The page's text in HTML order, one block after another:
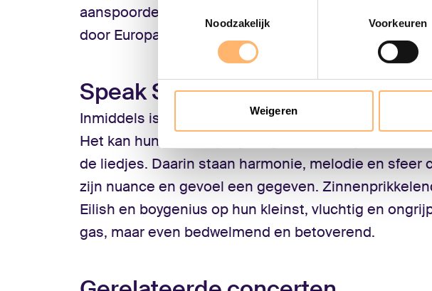
Noodzakelijk
Voorkeuren
Weigeren
aanspoorde eigen liedjes te schrijven en ze meenam
door Europa.
Speak Softly
Inmiddels is er een EP met zelfgeschreven liedjes:
Het kan hun motto zijn, getuige het introspectieve
de liedjes. Daarin staan harmonie, melodie en sfeer
zijn nuance en gevoel een gegeven.
Eilish en boygenius op hun kleinst, vluchtig en
gas, maar even bedwelmend en betoverend.